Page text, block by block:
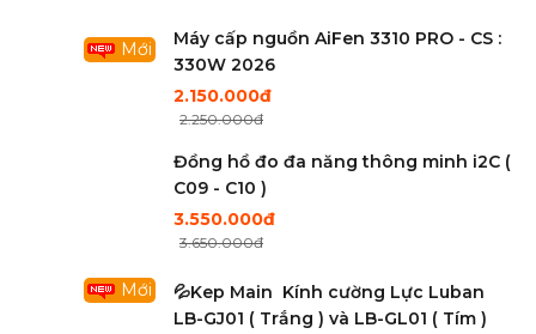
Mới
Máy cấp nguồn AiFen 3310 PRO - CS :
330W 2026
2.150.000đ
2.250.000đ
Đồng hồ đo đa năng thông minh i2C (
C09 - C10 )
3.550.000đ
3.650.000đ
Mới
💦Kep Main Kính cường Lực Luban
LB-GJ01 ( Trắng ) và LB-GL01 ( Tím )